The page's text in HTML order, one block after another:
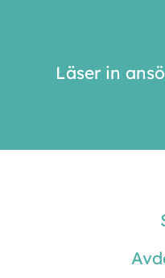
Läser in